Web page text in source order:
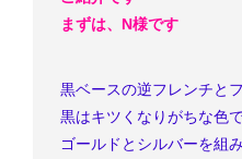
まずは、N様です
黒ベースの逆フレンチと
黒はキツくなりがちな色で
ゴールドとシルバーを組